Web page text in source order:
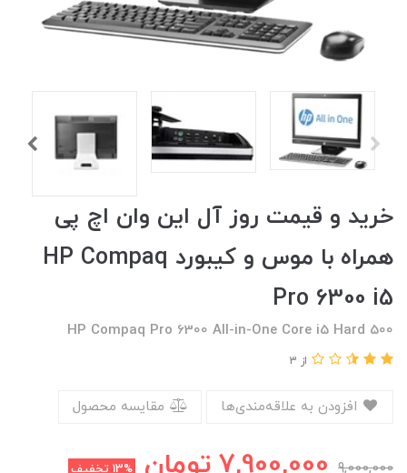
خرید و قیمت روز آل این وان اچ پی
همراه با موس و کیبورد HP Compaq
Pro 6300 i5
HP Compaq Pro 6300 All-in-One Core i5 Hard 500
از 3
مقایسه محصول
9,000,000
13% تخفیف